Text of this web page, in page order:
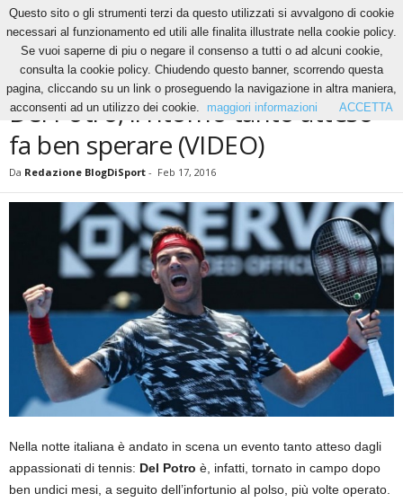
Tennis Del Potro, il ritorno tanto atteso fa ben sperare (VIDEO)
TENNIS
Del Potro, il ritorno tanto atteso
fa ben sperare (VIDEO)
Da Redazione BlogDiSport - Feb 17, 2016
Nella notte italiana è andato in scena un evento tanto atteso dagli
appassionati di tennis: Del Potro è, infatti, tornato in campo dopo
ben undici mesi, a seguito dell’infortunio al polso, più volte operato.
Questo sito o gli strumenti terzi da questo utilizzati si avvalgono di cookie
necessari al funzionamento ed utili alle finalita illustrate nella cookie policy.
Se vuoi saperne di piu o negare il consenso a tutti o ad alcuni cookie,
consulta la cookie policy. Chiudendo questo banner, scorrendo questa
pagina, cliccando su un link o proseguendo la navigazione in altra maniera,
acconsenti ad un utilizzo dei cookie.
maggiori informazioni ACCETTA